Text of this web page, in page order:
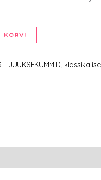
KORVI
JUUKSEKUMMID,